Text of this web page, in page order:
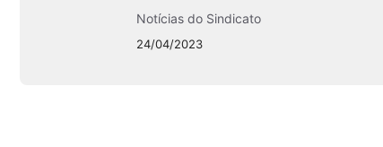
Notícias do Sindicato
24/04/2023